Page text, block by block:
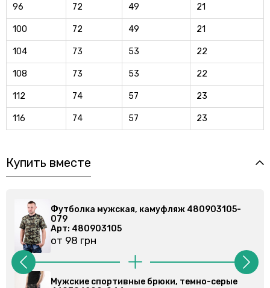
96 72 49 21
100 72 49 21
104 73 53 22
108 73 53 22
112 74 57 23
116 74 57 23
Купить вместе
480903105-
темно-серые
Футболка мужская, камуфляж
Мужские спортивные брюки,